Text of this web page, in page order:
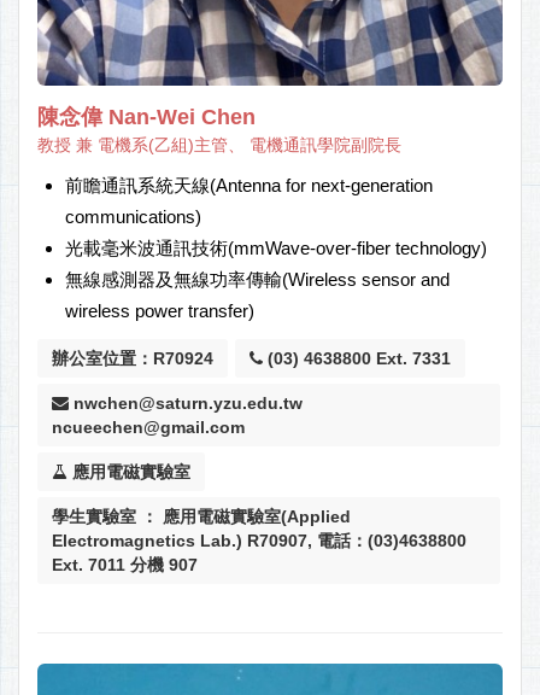
陳念偉 Nan-Wei Chen
教授 兼 電機系(乙組)主管、 電機通訊學院副院長
前瞻通訊系統天線(Antenna for next-generation
communications)
光載毫米波通訊技術(mmWave-over-fiber technology)
無線感測器及無線功率傳輸(Wireless sensor and
wireless power transfer)
辦公室位置：R70924 (03) 4638800 Ext. 7331
nwchen@saturn.yzu.edu.tw
ncueechen@gmail.com
應用電磁實驗室
學生實驗室 ： 應用電磁實驗室(Applied
Electromagnetics Lab.) R70907, 電話：(03)4638800
Ext. 7011 分機 907